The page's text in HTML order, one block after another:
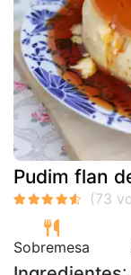
Pudim flan
Sobremesa